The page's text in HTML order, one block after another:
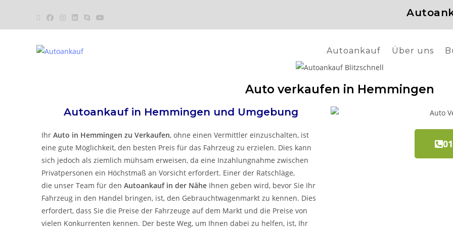
Autoankauf Über uns
Auto verkaufen in Hemmingen
Autoankauf in Hemmingen und Umgebung
Ihr Auto in Hemmingen zu Verkaufen, ohne einen Vermittler einzuschalten, ist
eine gute Möglichkeit, den besten Preis für das Fahrzeug zu erzielen. Dies kann
sich jedoch als ziemlich mühsam erweisen, da eine Inzahlungnahme zwischen
Privatpersonen ein Höchstmaß an Vorsicht erfordert. Einer der Ratschläge,
die unser Team für den Autoankauf in der Nähe Ihnen geben wird, bevor Sie Ihr
Fahrzeug in den Handel bringen, ist, den Gebrauchtwagenmarkt zu kennen. Dies
erfordert, dass Sie die Preise der Fahrzeuge auf dem Markt und die Preise von
vielen Konkurrenten kennen. Der beste Weg, um Ihnen dabei zu helfen, ist, Ihr